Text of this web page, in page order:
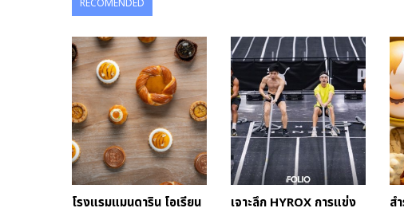
RECOMENDED
โรงแรมแมนดาริน โอเรียน เจาะลึก HYROX การแข่ง ส